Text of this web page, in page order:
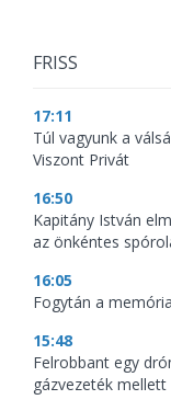
FRISS
17:11
Túl vagyunk a
Viszont Privát
16:50
Kapitány István
az önkéntes
16:05
Fogytán a
15:48
Felrobbant egy
gázvezeték mellett